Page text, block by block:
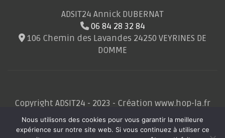
ADSIT24 Annick DUBERNAT
06 84 28 32 84
106 Chemin des Lavandes 24250 VEYRINES DE
DOMME
Copyright ADSIT24 - 2023 - Création www.hop-la.fr
Nous utilisons des cookies pour vous garantir la meilleure
expérience sur notre site web. Si vous continuez à utiliser ce